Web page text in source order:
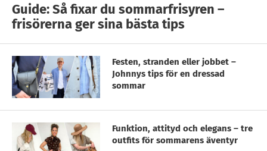
Guide: Så fixar du sommarfrisyren –
frisörerna ger sina bästa tips
Festen, stranden eller jobbet –
Johnnys tips för en dressad
sommar
Funktion, attityd och elegans – tre
outfits för sommarens äventyr